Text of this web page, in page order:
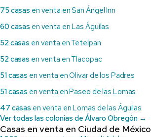
75 casas en venta en San Ángel Inn
60 casas en venta en Las Águilas
52 casas en venta en Tetelpan
52 casas en venta en Tlacopac
51 casas en venta en Olivar de los Padres
51 casas en venta en Paseo de las Lomas
47 casas en venta en Lomas de las Águilas
Ver todas las colonias de Álvaro Obregón →
Casas en venta en Ciudad de México